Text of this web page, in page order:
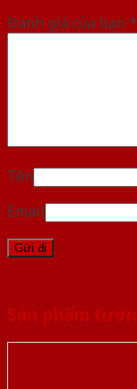
Đánh giá của bạn *
Tên
Email
Sản phẩm